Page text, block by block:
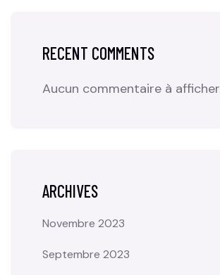
RECENT COMMENTS
Aucun commentaire à
ARCHIVES
Novembre 2023
Septembre 2023